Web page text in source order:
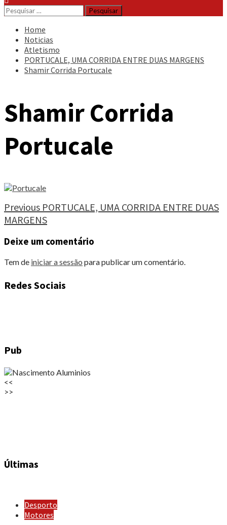
Pesquisar
por:
Home
Noticias
Atletismo
PORTUCALE, UMA CORRIDA ENTRE DUAS MARGENS
Shamir Corrida Portucale
Shamir Corrida
Portucale
Continue
Reading
Previous PORTUCALE, UMA CORRIDA ENTRE DUAS
MARGENS
Deixe um comentário
Tem de iniciar a sessão para publicar um comentário.
Redes Sociais
Pub
<<
>>
Últimas
Desporto
Motores